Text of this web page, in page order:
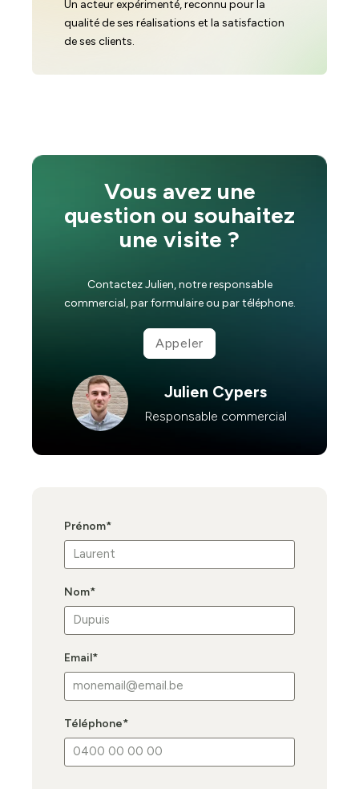
Un acteur expérimenté, reconnu pour la
qualité de ses réalisations et la satisfaction
de ses clients.
Vous avez une
question ou souhaitez
une visite ?
Contactez Julien, notre responsable
commercial, par formulaire ou par téléphone.
Appeler
Julien Cypers
Responsable commercial
Prénom*
Nom*
Email*
Téléphone*